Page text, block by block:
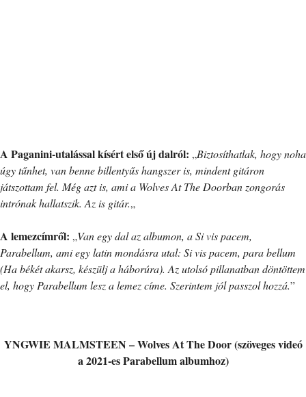
A Paganini-utalással kísért első új dalról: „Biztosíthatlak, hogy noha
úgy tűnhet, van benne billentyűs hangszer is, mindent gitáron
játszottam fel. Még azt is, ami a Wolves At The Doorban zongorás
intrónak hallatszik. Az is gitár.„
A lemezcímről: „Van egy dal az albumon, a Si vis pacem,
Parabellum, ami egy latin mondásra utal: Si vis pacem, para bellum
(Ha békét akarsz, készülj a háborúra). Az utolsó pillanatban döntöttem
el, hogy Parabellum lesz a lemez címe. Szerintem jól passzol hozzá.”
YNGWIE MALMSTEEN – Wolves At The Door (szöveges videó
a 2021-es Parabellum albumhoz)